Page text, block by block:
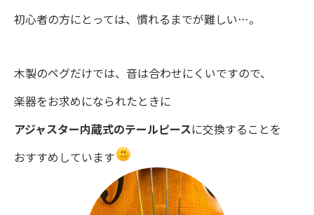
初心者の方にとっては、慣れるまでが難しい…。
木製のペグだけでは、音は合わせにくいですので、
楽器をお求めになられたときに
アジャスター内蔵式のテールピースに交換することを
おすすめしています